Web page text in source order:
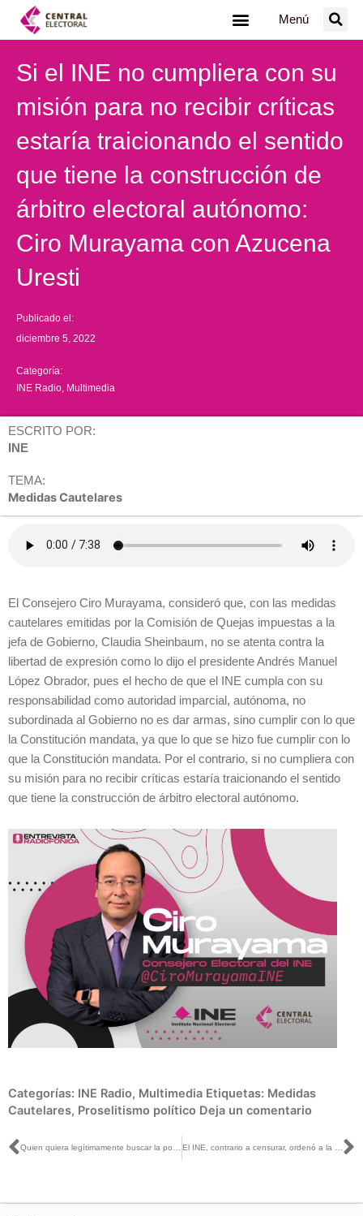
Menú
Si el INE no cumpliera con su
misión para no recibir críticas
estaría traicionando el sentido
que tiene la construcción de
árbitro electoral autónomo:
Ciro Murayama con Azucena
Uresti
Publicado el:
diciembre 5, 2022
Categoría:
INE Radio Multimedia
ESCRITO POR:
INE
TEMA:
Medidas Cautelares
El Consejero Ciro Murayama, consideró que, con las medidas
cautelares emitidas por la Comisión de Quejas impuestas a la
jefa de Gobierno, Claudia Sheinbaum, no se atenta contra la
libertad de expresión como lo dijo el presidente Andrés Manuel
López Obrador, pues el hecho de que el INE cumpla con su
responsabilidad como autoridad imparcial, autónoma, no
subordinada al Gobierno no es dar armas, sino cumplir con lo que
la Constitución mandata, ya que lo que se hizo fue cumplir con lo
que la Constitución mandata. Por el contrario, si no cumpliera con
su misión para no recibir críticas estaría traicionando el sentido
que tiene la construcción de árbitro electoral autónomo.
Categorías: INE Radio, Multimedia Etiquetas: Medidas
Cautelares, Proselitismo político Deja un comentario
Ant